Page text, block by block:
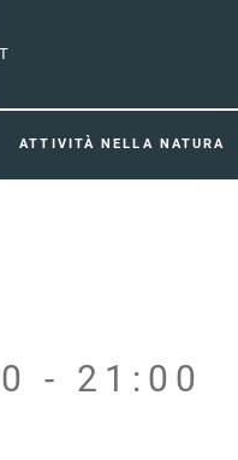
ATTIVITÀ NELLA NATURA
- 21:00